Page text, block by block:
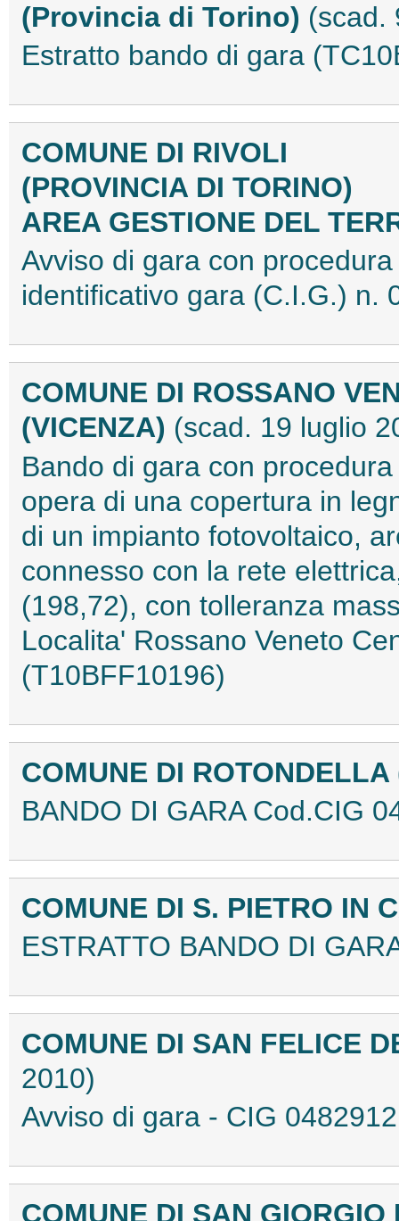
(Provincia di Torino) (scad.
Estratto bando di gara
COMUNE DI RIVOLI
(PROVINCIA DI TORINO)
AREA GESTIONE DEL
Avviso di gara con
identificativo gara (C.I.G.) n.
COMUNE DI ROSSANO
(VICENZA) (scad. 19 luglio
Bando di gara con
opera di una copertura in
di un impianto fotovoltaico,
connesso con la rete
(198,72), con tolleranza
Localita' Rossano Veneto
(T10BFF10196)
COMUNE DI
BANDO DI GARA Cod.CIG
COMUNE DI S. PIETRO IN
ESTRATTO BANDO DI
COMUNE DI SAN FELICE
2010)
Avviso di gara - CIG
COMUNE DI SAN